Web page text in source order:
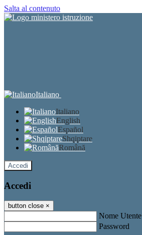
Salta al contenuto
Italiano
Italiano
English
Español
Shqiptare
Română
Accedi
Accedi
button close ×
Nome Utente
Password